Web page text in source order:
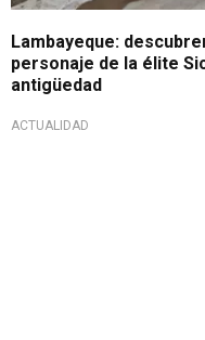
Lambayeque:
personaje de la élite
antigüedad
ACTUALIDAD